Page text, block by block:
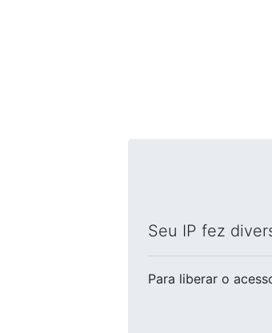
Seu IP fez
Para liberar o